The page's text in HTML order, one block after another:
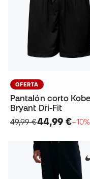
OFERTA
Pantalón corto Kobe
Bryant Dri-Fit
49,99 €44,99 €−10%